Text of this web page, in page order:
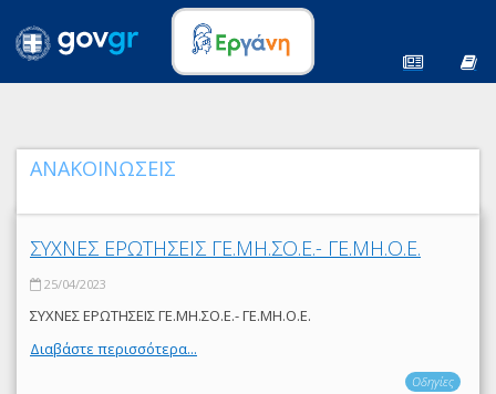
ΑΝΑΚΟΙΝΩΣΕΙΣ
ΣΥΧΝΕΣ ΕΡΩΤΗΣΕΙΣ ΓΕ.ΜΗ.ΣΟ.Ε.- ΓΕ.ΜΗ.Ο.Ε.
25/04/2023
ΣΥΧΝΕΣ ΕΡΩΤΗΣΕΙΣ ΓΕ.ΜΗ.ΣΟ.Ε.- ΓΕ.ΜΗ.Ο.Ε.
Διαβάστε περισσότερα...
Οδηγίες